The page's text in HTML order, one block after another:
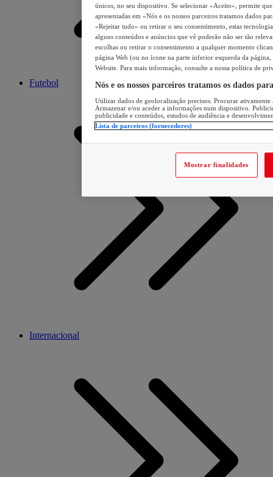
Futebol
Internacional
únicos, no seu dispositivo. Se selecionar «Aceito», permite
apresentadas em «Nós e os nossos parceiros tratamos dados
«Rejeitar tudo» ou retirar o seu consentimento, estas
alguns conteúdos e anúncios que vê poderão não ser tão
escolhas ou retirar o consentimento a qualquer momento
página Web (ou no ícone na parte inferior esquerda da página,
Website. Para mais informação, consulte a nossa política de
Nós e os nossos parceiros tratamos os dados
Utilizar dados de geolocalização precisos. Procurar
Armazenar e/ou aceder a informações num dispositivo.
publicidade e conteúdos, estudos de audiência e
Lista de parceiros (fornecedores)
Mostrar finalidades